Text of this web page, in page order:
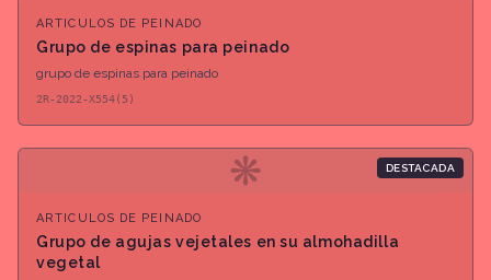
ARTICULOS DE PEINADO
Grupo de espinas para peinado
grupo de espinas para peinado
2R-2022-X554(5)
❋ DESTACADA
ARTICULOS DE PEINADO
Grupo de agujas vejetales en su almohadilla
vegetal